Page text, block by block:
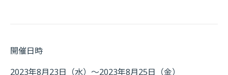
開催日時
2023年8月23日（水）～2023年8月25日（金）